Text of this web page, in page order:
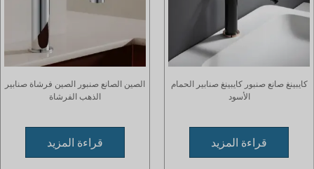
كايبينغ صانع صنبور كايبينغ صنابير الحمام
الأسود
قراءة المزيد
الصين الصانع صنبور الصين فرشاة صنابير
الذهب الفرشاة
قراءة المزيد